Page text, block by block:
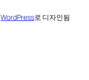
WordPress로 디자인됨